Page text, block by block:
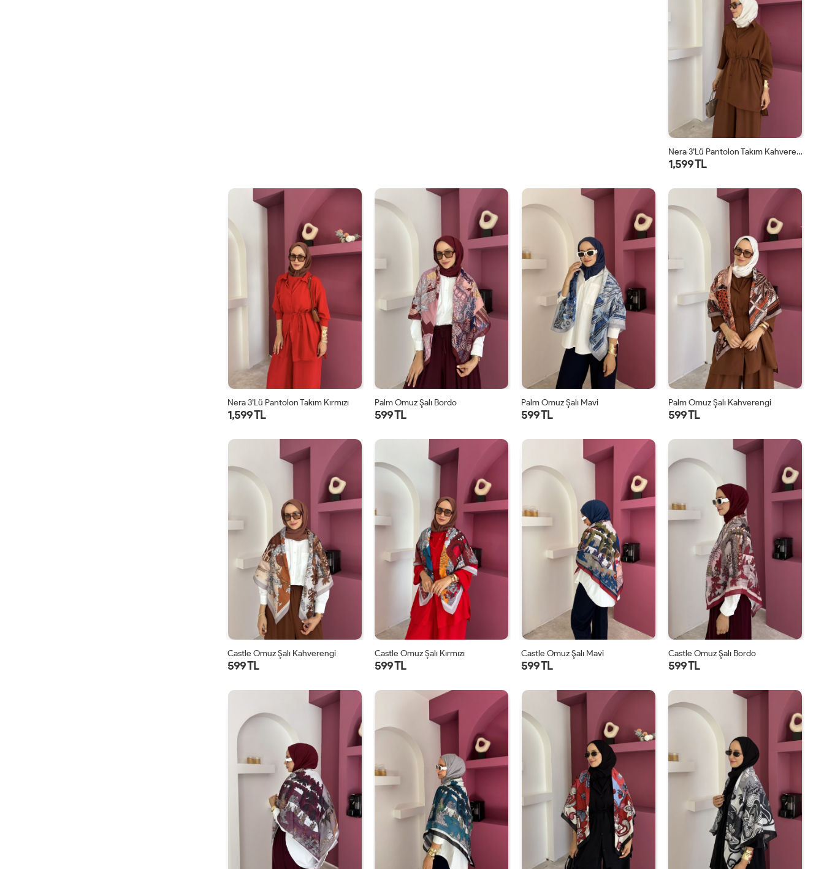
STD
Nera 3’lü Pantolon Takım Kahverengi
1,599 TL
STD
Nera 3’lü Pantolon Takım Kırmızı
1,599 TL
STD
Palm Omuz Şalı Bordo
599 TL
STD
Palm Omuz Şalı Mavi
599 TL
STD
Palm Omuz Şalı Kahverengi
599 TL
STD
Castle Omuz Şalı Kahverengi
599 TL
STD
Castle Omuz Şalı Kırmızı
599 TL
STD
Castle Omuz Şalı Mavi
599 TL
STD
Castle Omuz Şalı Bordo
599 TL